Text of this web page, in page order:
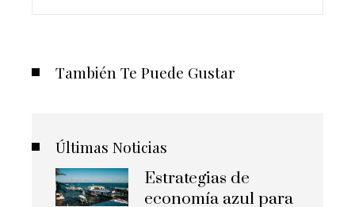
También Te Puede Gustar
Últimas Noticias
Estrategias de
economía azul para